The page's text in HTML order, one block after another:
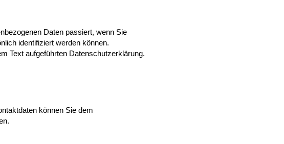
Daten passiert, wenn Sie
identifiziert werden können.
Text aufgeführten Datenschutzerklärung.
können Sie dem